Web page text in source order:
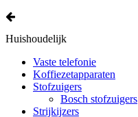
Huishoudelijk
Vaste telefonie
Koffiezetapparaten
Stofzuigers
Bosch stofzuigers
Strijkijzers